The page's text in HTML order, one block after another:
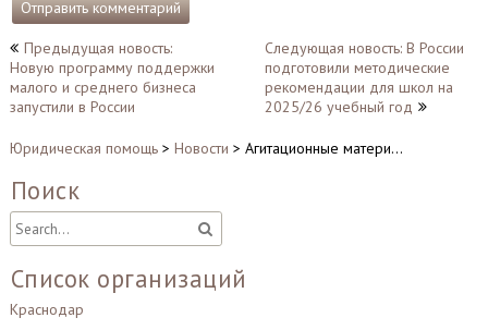
Навигация
по
записям
Предыдущая новость:
Новую программу поддержки
малого и среднего бизнеса
запустили в России
Следующая новость: В России
подготовили методические
рекомендации для школ на
2025/26 учебный год
Юридическая помощь> Новости > Агитационные матери…
Поиск
Список организаций
Краснодар